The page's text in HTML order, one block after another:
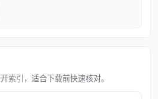
索引，适合下载前快速核对。